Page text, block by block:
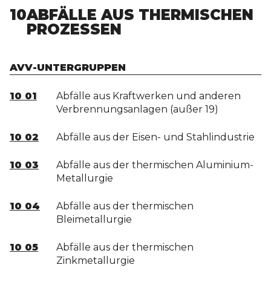
10ABFÄLLE AUS THERMISCHEN
PROZESSEN
AVV-UNTERGRUPPEN
10 01
Abfälle aus Kraftwerken und anderen
Verbrennungsanlagen (außer 19)
10 02 Abfälle aus der Eisen- und Stahlindustrie
10 03
Abfälle aus der thermischen Aluminium-
Metallurgie
10 04
Abfälle aus der thermischen
Bleimetallurgie
10 05
Abfälle aus der thermischen
Zinkmetallurgie